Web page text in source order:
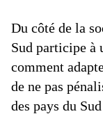
Du côté de la
Sud participe à
comment
de ne pas
des pays du